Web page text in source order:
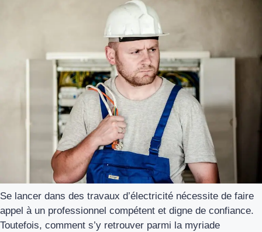
Se lancer dans des travaux d’électricité nécessite de faire
appel à un professionnel compétent et digne de confiance.
Toutefois, comment s’y retrouver parmi la myriade